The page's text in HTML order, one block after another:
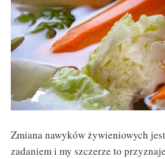
Zmiana nawyków żywieniowych
zadaniem i my szczerze to